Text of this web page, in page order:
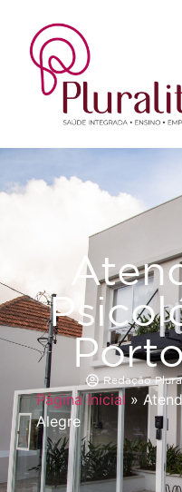
Redação
Página Inicial »
Alegre